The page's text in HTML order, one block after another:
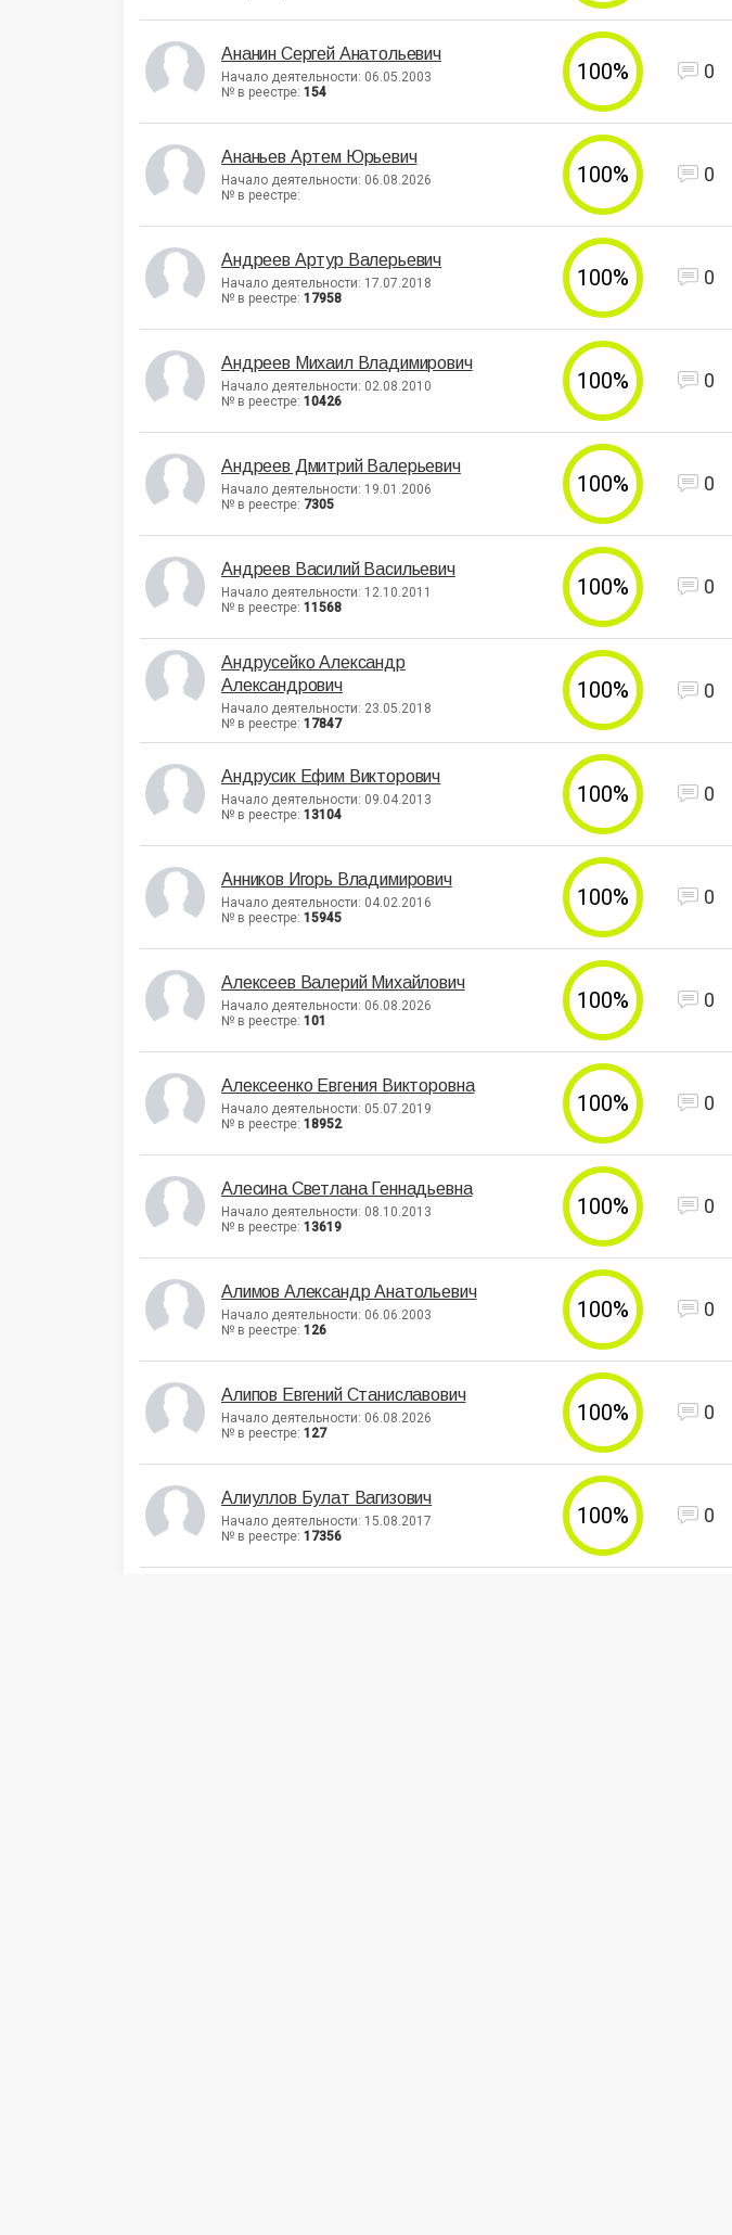
Ананин Сергей Анатольевич
Начало деятельности: 06.05.2003
№ в реестре: 154
100% 0
Ананьев Артем Юрьевич
Начало деятельности: 06.08.2026
№ в реестре:
100% 0
Андреев Артур Валерьевич
Начало деятельности: 17.07.2018
№ в реестре: 17958
100% 0
Андреев Михаил Владимирович
Начало деятельности: 02.08.2010
№ в реестре: 10426
100% 0
Андреев Дмитрий Валерьевич
Начало деятельности: 19.01.2006
№ в реестре: 7305
100% 0
Андреев Василий Васильевич
Начало деятельности: 12.10.2011
№ в реестре: 11568
100% 0
Андрусейко Александр
Александрович
Начало деятельности: 23.05.2018
№ в реестре: 17847
100% 0
Андрусик Ефим Викторович
Начало деятельности: 09.04.2013
№ в реестре: 13104
100% 0
Анников Игорь Владимирович
Начало деятельности: 04.02.2016
№ в реестре: 15945
100% 0
Алексеев Валерий Михайлович
Начало деятельности: 06.08.2026
№ в реестре: 101
100% 0
Алексеенко Евгения Викторовна
Начало деятельности: 05.07.2019
№ в реестре: 18952
100% 0
Алесина Светлана Геннадьевна
Начало деятельности: 08.10.2013
№ в реестре: 13619
100% 0
Алимов Александр Анатольевич
Начало деятельности: 06.06.2003
№ в реестре: 126
100% 0
Алипов Евгений Станиславович
Начало деятельности: 06.08.2026
№ в реестре: 127
100% 0
Алиуллов Булат Вагизович
Начало деятельности: 15.08.2017
№ в реестре: 17356
100% 0